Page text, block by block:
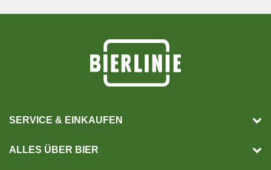
SERVICE & EINKAUFEN
ALLES ÜBER BIER